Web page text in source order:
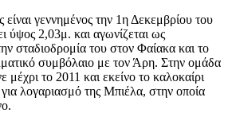
γεννημένος την 1η Δεκεμβρίου του
ύψος 2,03μ. και αγωνίζεται ως
σταδιοδρομία του στον Φαίακα και το
συμβόλαιο με τον Άρη. Στην ομάδα
μέχρι το 2011 και εκείνο το καλοκαίρι
λογαριασμό της Μπιέλα, στην οποία